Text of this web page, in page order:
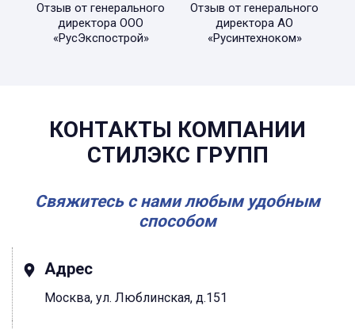
Отзыв от генерального
директора ООО
«РусЭкспострой»
Отзыв от генерального
директора АО
«Русинтехноком»
КОНТАКТЫ КОМПАНИИ
СТИЛЭКС ГРУПП
Свяжитесь с нами любым удобным
способом
Адрес
Москва, ул. Люблинская, д.151